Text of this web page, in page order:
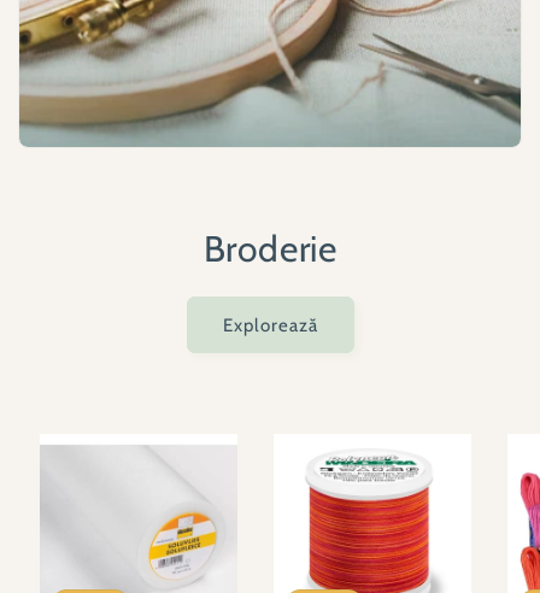
Broderie
Explorează